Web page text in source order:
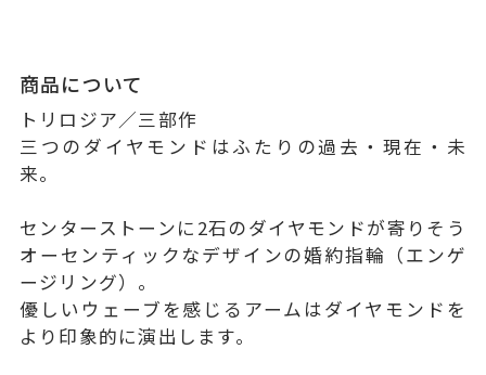
商品について
トリロジア／三部作
三つのダイヤモンドはふたりの過去・現在・未
来。
センターストーンに2石のダイヤモンドが寄りそう
オーセンティックなデザインの婚約指輪（エンゲ
ージリング）。
優しいウェーブを感じるアームはダイヤモンドを
より印象的に演出します。